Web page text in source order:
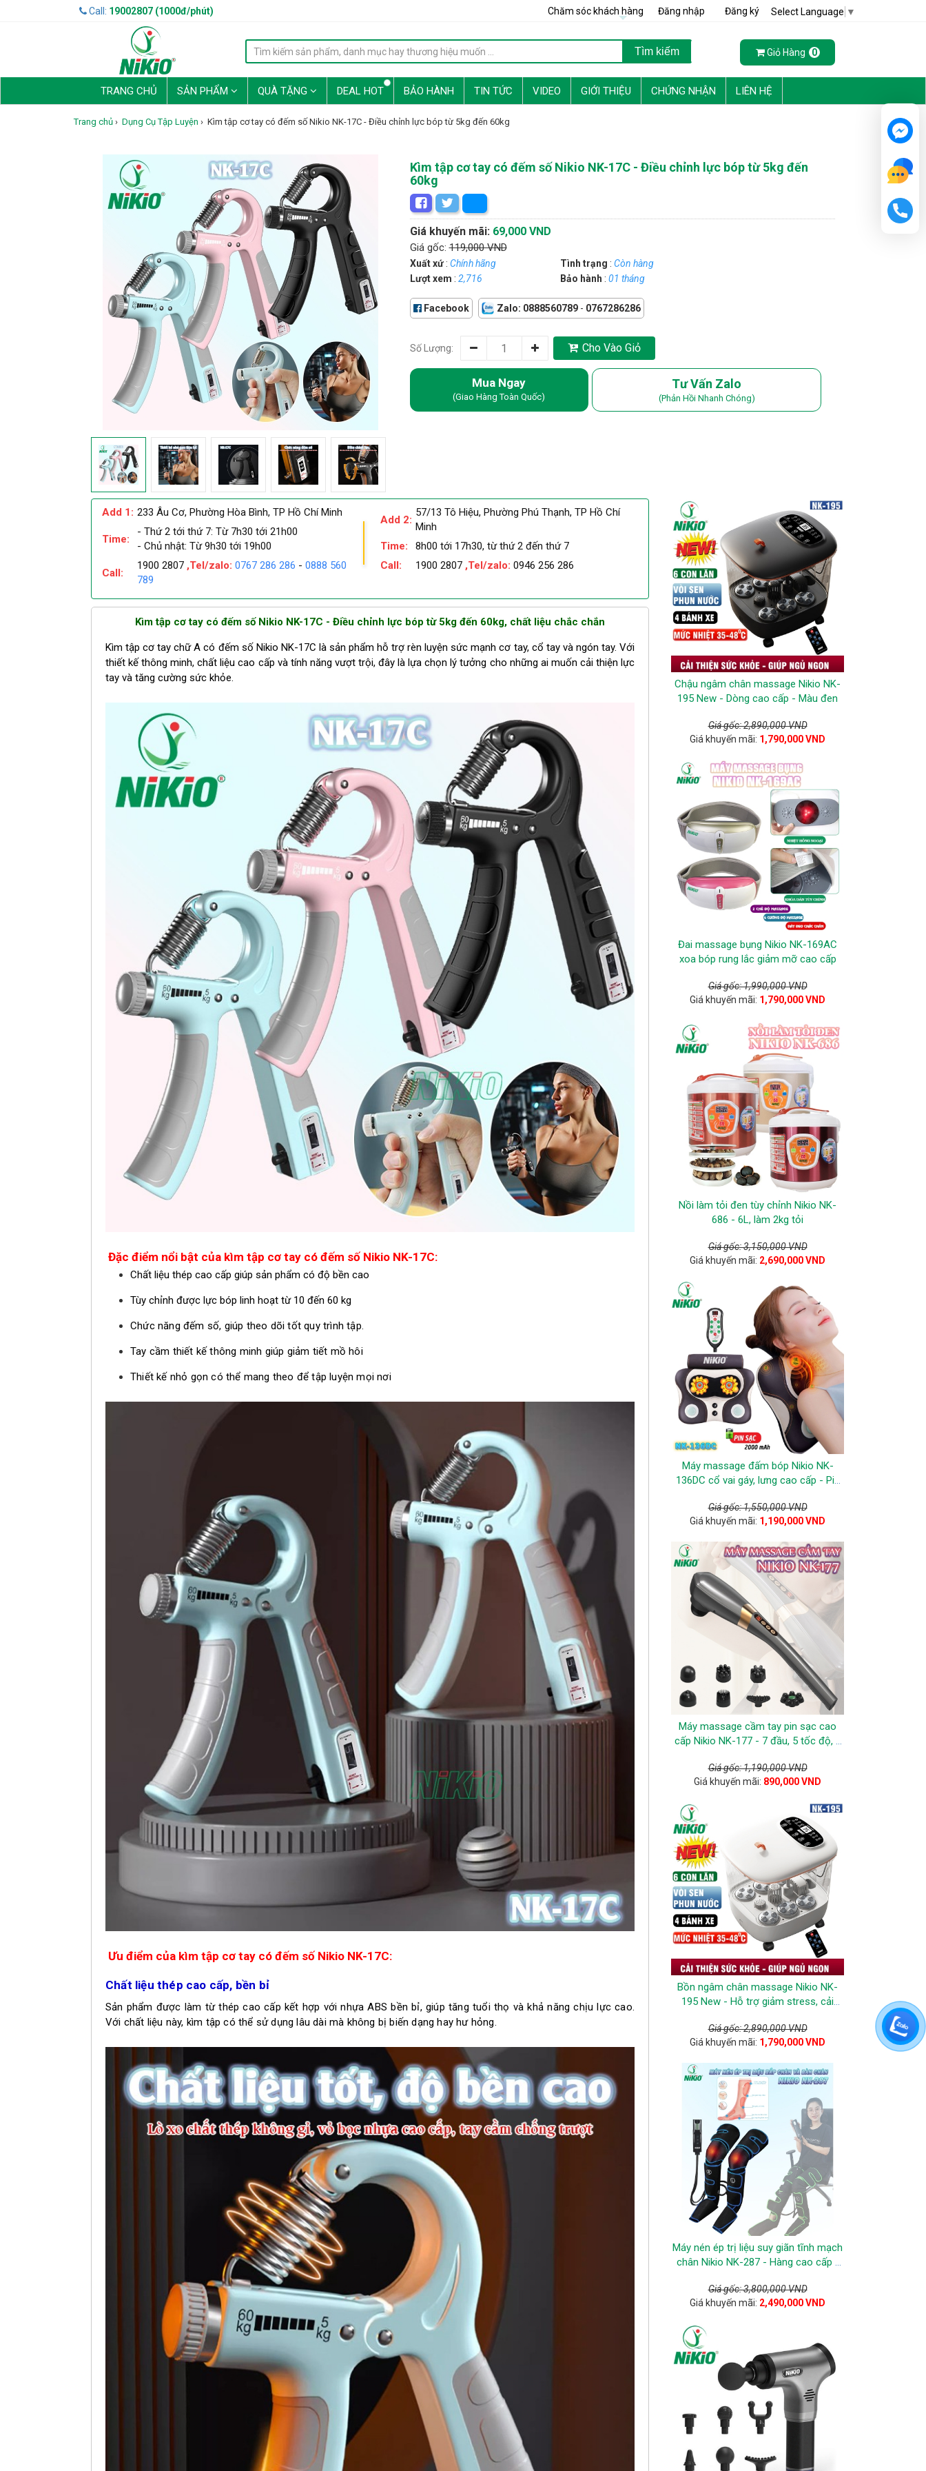
Call: 19002807 (1000đ/phút) Chăm sóc khách hàng Đăng nhập Đăng ký Select Language ▼
Giỏ Hàng 0
TRANG CHỦ SẢN PHẨM QUÀ TẶNG DEAL HOT BẢO HÀNH TIN TỨC VIDEO GIỚI THIỆU CHỨNG NHẬN LIÊN HỆ
Trang chủ › Dụng Cụ Tập Luyện › Kìm tập cơ tay có đếm số Nikio NK-17C - Điều chỉnh lực bóp từ 5kg đến 60kg
Kìm tập cơ tay có đếm số Nikio NK-17C - Điều chỉnh lực bóp từ 5kg đến
60kg
Giá khuyến mãi: 69,000 VND
Giá gốc:119,000 VND
Xuất xứ : Chính hãng Tình trạng : Còn hàng
Lượt xem : 2,716 Bảo hành : 01 tháng
Facebook Zalo: 0888560789 - 0767286286
Số Lượng: Cho Vào Giỏ
Mua Ngay
(Giao Hàng Toàn Quốc)
Tư Vấn Zalo
(Phản Hồi Nhanh Chóng)
Add 1: 233 Âu Cơ, Phường Hòa Bình, TP Hồ Chí Minh
Time:
- Thứ 2 tới thứ 7: Từ 7h30 tới 21h00
- Chủ nhật: Từ 9h30 tới 19h00
Call:
1900 2807 ,Tel/zalo: 0767 286 286 - 0888 560
789
Add 2:
57/13 Tô Hiệu, Phường Phú Thạnh, TP Hồ Chí
Minh
Time:
8h00 tới 17h30, từ thứ 2 đến thứ 7
Call:
1900 2807 ,Tel/zalo: 0946 256 286
Kìm tập cơ tay có đếm số Nikio NK-17C - Điều chỉnh lực bóp từ 5kg đến 60kg, chất liệu chắc chắn
Kìm tập cơ tay chữ A có đếm số Nikio NK-17C là sản phẩm hỗ trợ rèn luyện sức mạnh cơ tay, cổ tay và ngón tay. Với
thiết kế thông minh, chất liệu cao cấp và tính năng vượt trội, đây là lựa chọn lý tưởng cho những ai muốn cải thiện lực
tay và tăng cường sức khỏe.
Đặc điểm nổi bật của kìm tập cơ tay có đếm số Nikio NK-17C:
Chất liệu thép cao cấp giúp sản phẩm có độ bền cao
Tùy chỉnh được lực bóp linh hoạt từ 10 đến 60 kg
Chức năng đếm số, giúp theo dõi tốt quy trình tập.
Tay cầm thiết kế thông minh giúp giảm tiết mồ hôi
Thiết kế nhỏ gọn có thể mang theo để tập luyện mọi nơi
Ưu điểm của kìm tập cơ tay có đếm số Nikio NK-17C:
Chất liệu thép cao cấp, bền bỉ
Sản phẩm được làm từ thép cao cấp kết hợp với nhựa ABS bền bỉ, giúp tăng tuổi thọ và khả năng chịu lực cao.
Với chất liệu này, kìm tập có thể sử dụng lâu dài mà không bị biến dạng hay hư hỏng.
Chậu ngâm chân massage Nikio NK-
195 New - Dòng cao cấp - Màu đen
Giá gốc: 2,890,000 VND
Giá khuyến mãi: 1,790,000 VND
Đai massage bụng Nikio NK-169AC
xoa bóp rung lắc giảm mỡ cao cấp
Giá gốc: 1,990,000 VND
Giá khuyến mãi: 1,790,000 VND
Nồi làm tỏi đen tùy chỉnh Nikio NK-
686 - 6L, làm 2kg tỏi
Giá gốc: 3,150,000 VND
Giá khuyến mãi: 2,690,000 VND
Máy massage đấm bóp Nikio NK-
136DC cổ vai gáy, lưng cao cấp - Pin
Giá gốc: 1,550,000 VND
Giá khuyến mãi: 1,190,000 VND
Máy massage cầm tay pin sạc cao
cấp Nikio NK-177 - 7 đầu, 5 tốc độ, 6
Giá gốc: 1,190,000 VND
Giá khuyến mãi: 890,000 VND
Bồn ngâm chân massage Nikio NK-
195 New - Hỗ trợ giảm stress, cải
Màu Trắng
Giá gốc: 2,890,000 VND
Giá khuyến mãi: 1,790,000 VND
Máy nén ép trị liệu suy giãn tĩnh mạch
chân Nikio NK-287 - Hàng cao cấp -
Giá gốc: 3,800,000 VND
Giá khuyến mãi: 2,490,000 VND